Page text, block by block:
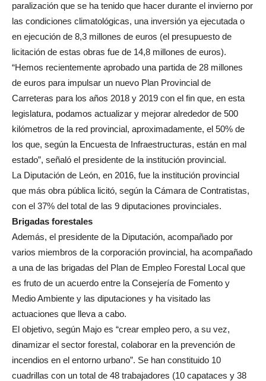
paralización que se ha tenido que hacer durante el invierno por
las condiciones climatológicas, una inversión ya ejecutada o
en ejecución de 8,3 millones de euros (el presupuesto de
licitación de estas obras fue de 14,8 millones de euros).
“Hemos recientemente aprobado una partida de 28 millones
de euros para impulsar un nuevo Plan Provincial de
Carreteras para los años 2018 y 2019 con el fin que, en esta
legislatura, podamos actualizar y mejorar alrededor de 500
kilómetros de la red provincial, aproximadamente, el 50% de
los que, según la Encuesta de Infraestructuras, están en mal
estado”, señaló el presidente de la institución provincial.
La Diputación de León, en 2016, fue la institución provincial
que más obra pública licitó, según la Cámara de Contratistas,
con el 37% del total de las 9 diputaciones provinciales.
Brigadas forestales
Además, el presidente de la Diputación, acompañado por
varios miembros de la corporación provincial, ha acompañado
a una de las brigadas del Plan de Empleo Forestal Local que
es fruto de un acuerdo entre la Consejería de Fomento y
Medio Ambiente y las diputaciones y ha visitado las
actuaciones que lleva a cabo.
El objetivo, según Majo es “crear empleo pero, a su vez,
dinamizar el sector forestal, colaborar en la prevención de
incendios en el entorno urbano”. Se han constituido 10
cuadrillas con un total de 48 trabajadores (10 capataces y 38